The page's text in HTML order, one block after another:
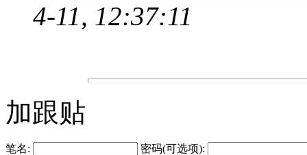
4-11, 12:37:11
加跟贴
笔名: 密码(可选项):